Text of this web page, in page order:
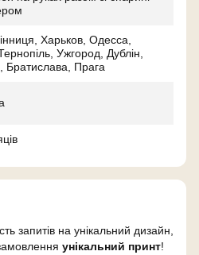
Харьков, Одесса,
Ужгород, Дублін,
Братислава, Прага
запитів на унікальний дизайн,
унікальний принт!